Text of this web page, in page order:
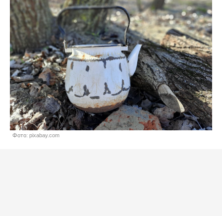
Фото: pixabay.com